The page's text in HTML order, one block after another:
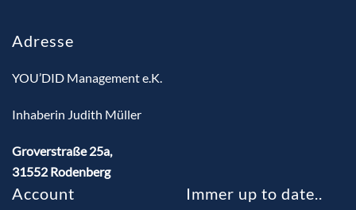
Adresse
YOU’DID Management e.K.
Inhaberin Judith Müller
Groverstraße 25a,
31552 Rodenberg
Account Immer up to date..